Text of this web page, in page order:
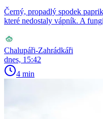
Černý, propadlý spodek
které nedostaly vápník. A
Chalupáři-Zahrádkáři
dnes, 15:42
4 min